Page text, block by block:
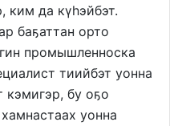
ким да күһэйбэт.
баҕаттан орто
промышленноска
тиийбэт уонна
кэмигэр, бу оҕо
уонна